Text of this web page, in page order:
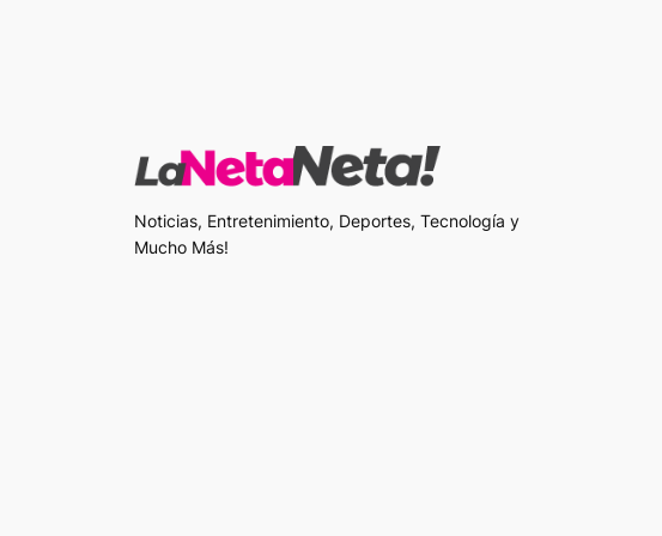
Noticias, Entretenimiento, Deportes, Tecnología y
Mucho Más!